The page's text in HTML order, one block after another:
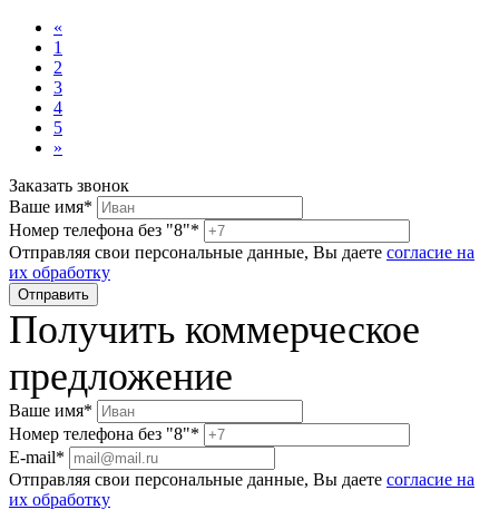
«
1
2
3
4
5
»
Заказать звонок
Ваше имя*
Номер телефона без "8"*
Отправляя свои персональные данные, Вы даете согласие на
их обработку
Получить коммерческое
предложение
Ваше имя*
Номер телефона без "8"*
E-mail*
Отправляя свои персональные данные, Вы даете согласие на
их обработку